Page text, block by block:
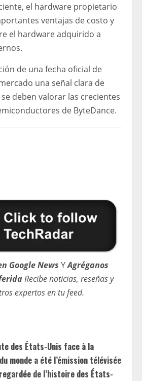
el hardware propietario
ventajas de costo y
el hardware adquirido a
de una fecha oficial de
una señal clara de
deben valorar las crecientes
de ByteDance.
Google News YAgréganos
Recibe noticias, reseñas y
expertos en tu feed.
des États-Unis face à la
monde a été l’émission télévisée
de l’histoire des États-